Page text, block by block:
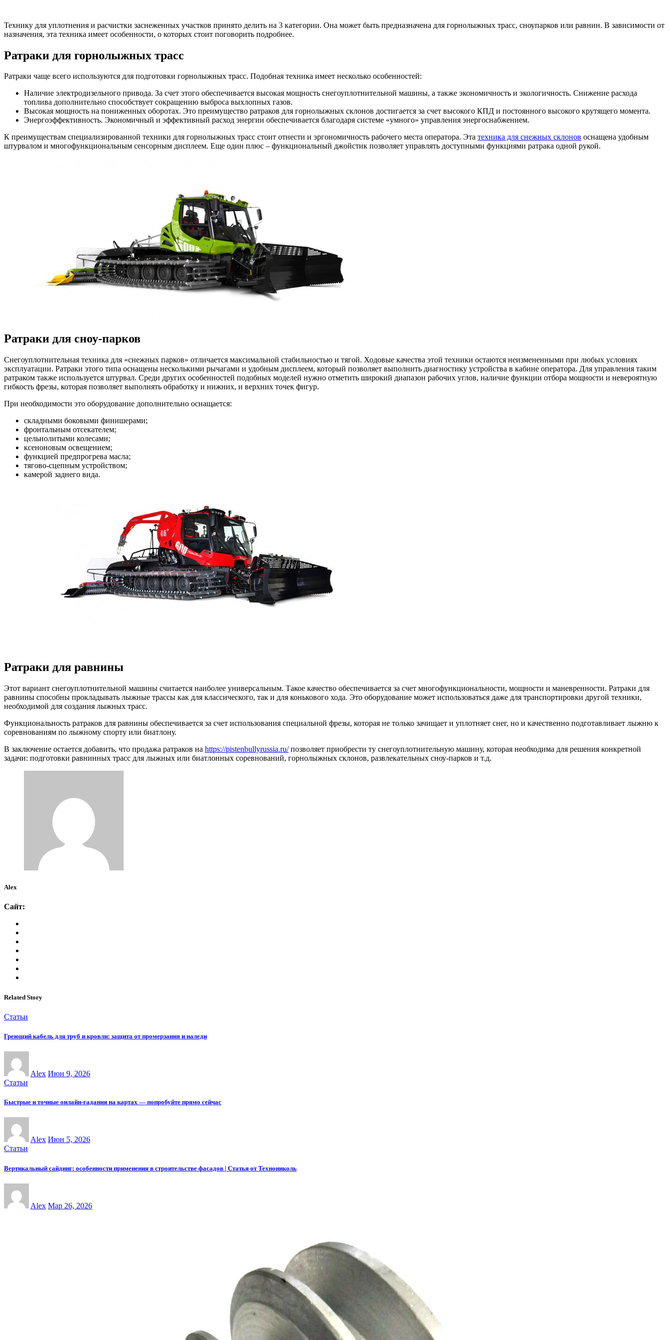
Технику для уплотнения и расчистки заснеженных участков принято делить на 3 категории. Она может быть предназначена для горнолыжных трасс, сноупарков или равнин. В зависимости от
назначения, эта техника имеет особенности, о которых стоит поговорить подробнее.
Ратраки для горнолыжных трасс
Ратраки чаще всего используются для подготовки горнолыжных трасс. Подобная техника имеет несколько особенностей:
Наличие электродизельного привода. За счет этого обеспечивается высокая мощность снегоуплотнительной машины, а также экономичность и экологичность. Снижение расхода
топлива дополнительно способствует сокращению выброса выхлопных газов.
Высокая мощность на пониженных оборотах. Это преимущество ратраков для горнолыжных склонов достигается за счет высокого КПД и постоянного высокого крутящего момента.
Энергоэффективность. Экономичный и эффективный расход энергии обеспечивается благодаря системе «умного» управления энергоснабжением.
К преимуществам специализированной техники для горнолыжных трасс стоит отнести и эргономичность рабочего места оператора. Эта техника для снежных склонов оснащена удобным
штурвалом и многофункциональным сенсорным дисплеем. Еще один плюс – функциональный джойстик позволяет управлять доступными функциями ратрака одной рукой.
Ратраки для сноу-парков
Снегоуплотнительная техника для «снежных парков» отличается максимальной стабильностью и тягой. Ходовые качества этой техники остаются неизмененными при любых условиях
эксплуатации. Ратраки этого типа оснащены несколькими рычагами и удобным дисплеем, который позволяет выполнить диагностику устройства в кабине оператора. Для управления таким
ратраком также используется штурвал. Среди других особенностей подобных моделей нужно отметить широкий диапазон рабочих углов, наличие функции отбора мощности и невероятную
гибкость фрезы, которая позволяет выполнять обработку и нижних, и верхних точек фигур.
При необходимости это оборудование дополнительно оснащается:
складными боковыми финишерами;
фронтальным отсекателем;
цельнолитыми колесами;
ксеноновым освещением;
функцией предпрогрева масла;
тягово-сцепным устройством;
камерой заднего вида.
Ратраки для равнины
Этот вариант снегоуплотнительной машины считается наиболее универсальным. Такое качество обеспечивается за счет многофункциональности, мощности и маневренности. Ратраки для
равнины способны прокладывать лыжные трассы как для классического, так и для конькового хода. Это оборудование может использоваться даже для транспортировки другой техники,
необходимой для создания лыжных трасс.
Функциональность ратраков для равнины обеспечивается за счет использования специальной фрезы, которая не только зачищает и уплотняет снег, но и качественно подготавливает лыжню к
соревнованиям по лыжному спорту или биатлону.
В заключение остается добавить, что продажа ратраков на https://pistenbullyrussia.ru/позволяет приобрести ту снегоуплотнительную машину, которая необходима для решения конкретной
задачи: подготовки равнинных трасс для лыжных или биатлонных соревнований, горнолыжных склонов, развлекательных сноу-парков и т.д.
Alex
Сайт:
Related Story
Статьи
Греющий кабель для труб и кровли: защита от промерзания и наледи
Alex Июн 9, 2026
Статьи
Быстрые и точные онлайн-гадания на картах — попробуйте прямо сейчас
Alex Июн 5, 2026
Статьи
Вертикальный сайдинг: особенности применения в строительстве фасадов | Статья от Технониколь
Alex Мар 26, 2026